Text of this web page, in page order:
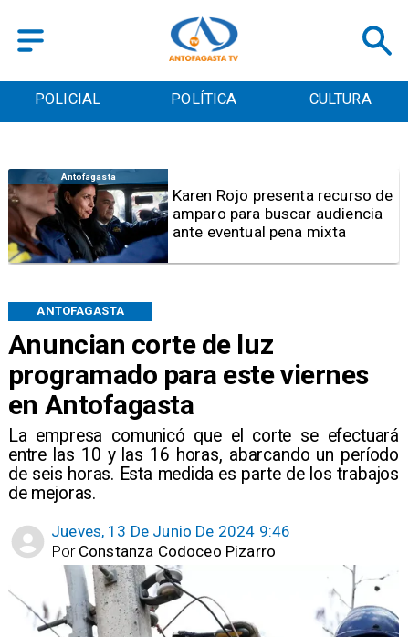
POLICIAL POLÍTICA CULTURA
Anuncian corte de luz
programado para este viernes
en Antofagasta
​La empresa comunicó que el corte se efectuará
entre las 10 y las 16 horas, abarcando un período
de seis horas. Esta medida es parte de los trabajos
de mejoras.
ANTOFAGASTA
Jueves, 13 De Junio De 2024 9:46
Constanza Codoceo Pizarro
Por
Antofagasta
Fiscalizaciones por Día de la
Niñez: 81% de jugueterías
resultan con sumario en
Antofagasta